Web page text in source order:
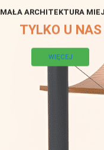
MAŁA ARCHITEKTURA
TYLKO U NAS
WIĘCEJ